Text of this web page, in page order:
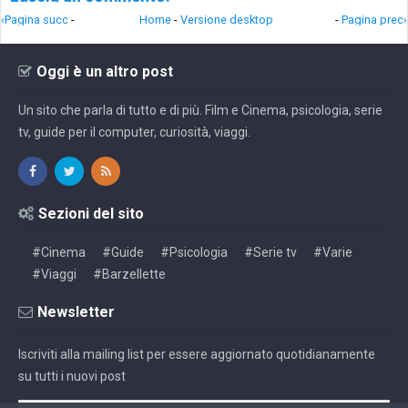
‹Pagina succ - - Pagina prec›
Home - Versione desktop
Oggi è un altro post
Un sito che parla di tutto e di più. Film e Cinema, psicologia, serie
tv, guide per il computer, curiosità, viaggi.
Sezioni del sito
#Cinema #Guide #Psicologia #Serie tv
#Varie
#Viaggi
#Barzellette
Newsletter
Iscriviti alla mailing list per essere aggiornato quotidianamente
su tutti i nuovi post